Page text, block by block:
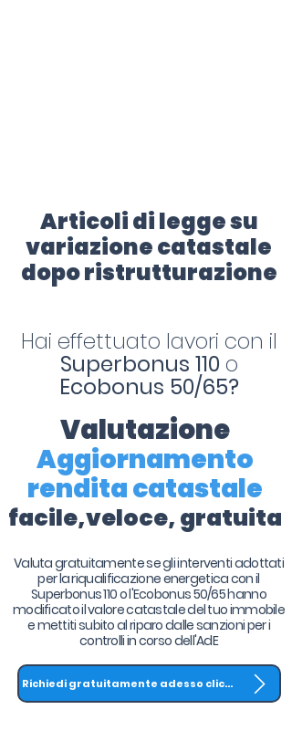
Articoli di legge su
variazione catastale
dopo ristrutturazione
Hai effettuato lavori con il
Superbonus 110 o
Ecobonus 50/65?
Valutazione
Aggiornamento
rendita catastale
facile,veloce, gratuita
Valuta gratuitamente se gli interventi adottati
per la riqualificazione energetica con il
Superbonus 110 o l'Ecobonus 50/65 hanno
modificato il valore catastale del tuo immobile
e mettiti subito al riparo dalle sanzioni per i
controlli in corso dell'AdE
Richiedi gratuitamente adesso clicca QUI